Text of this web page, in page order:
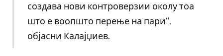
создава нови контроверзии околу тоа
што е воопшто перење на пари“,
објасни Калајџиев.